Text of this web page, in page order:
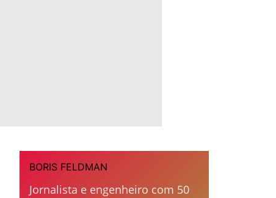
BORIS FELDMAN
Jornalista e engenheiro com 50